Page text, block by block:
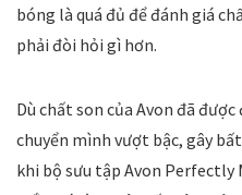
bóng là quá đủ để đánh giá
phải đòi hỏi gì hơn.
Dù chất son của Avon đã
chuyển mình vượt bậc, gây
khi bộ sưu tập Avon